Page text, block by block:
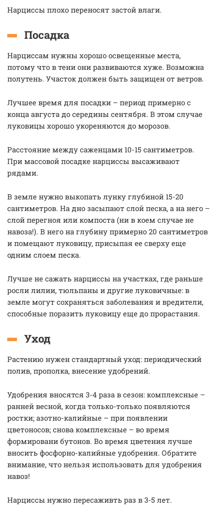
Нарциссы плохо переносят застой влаги.
Посадка
Нарциссам нужны хорошо освещенные места,
потому что в тени они развиваются хуже. Возможна
полутень. Участок должен быть защищен от ветров.
Лучшее время для посадки – период примерно с
конца августа до середины сентября. В этом случае
луковицы хорошо укореняются до морозов.
Расстояние между саженцами 10-15 сантиметров.
При массовой посадке нарциссы высаживают
рядами.
В земле нужно выкопать лунку глубиной 15-20
сантиметров. На дно засыпают слой песка, а на него –
слой перегноя или компоста (ни в коем случае не
навоза!). В него на глубину примерно 20 сантиметров
и помещают луковицу, присыпая ее сверху еще
одним слоем песка.
Лучше не сажать нарциссы на участках, где раньше
росли лилии, тюльпаны и другие луковичные: в
земле могут сохраняться заболевания и вредители,
способные поразить луковицу еще до прорастания.
Уход
Растению нужен стандартный уход: периодический
полив, прополка, внесение удобрений.
Удобрения вносятся 3-4 раза в сезон: комплексные –
ранней весной, когда только-только появляются
ростки; азотно-калийные – при появлении
цветоносов; снова комплексные – во время
формировани бутонов. Во время цветения лучше
вносить фосфорно-калийные удобрения. Обратите
внимание, что нельзя использовать для удобрения
навоз!
Нарциссы нужно пересаживть раз в 3-5 лет.